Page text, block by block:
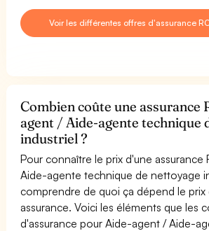
Voir les différentes offres d'assurance
Combien coûte une assurance
agent / Aide-agente technique
industriel ?
Pour connaître le prix d'une assurance
Aide-agente technique de nettoyage
comprendre de quoi ça dépend le
assurance. Voici les éléments que les
d'assurance pour Aide-agent / Aide-